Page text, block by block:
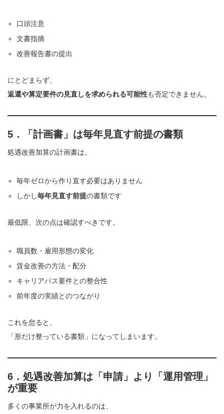
口頭注意
文書指摘
改善報告書の提出
にとどまらず、
返還や算定要件の見直しを求められる可能性も否定できません。
5．「計画書」は毎年見直す前提の書類
処遇改善加算の計画書は、
毎年ゼロから作り直す必要はありません
しかし毎年見直す前提の書類です
最低限、次の点は確認すべきです。
職員数・雇用形態の変化
賃金改善の方法・配分
キャリアパス要件との整合性
前年度の実績とのつながり
これを怠ると、
「形だけ整っている書類」になってしまいます。
6．処遇改善加算は「申請」より「運用管理」
が重要
多くの事業所が力を入れるのは、